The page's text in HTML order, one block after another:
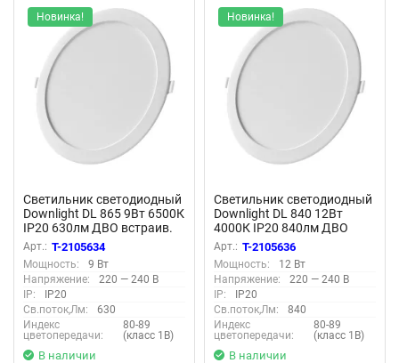
Новинка!
Светильник светодиодный
Downlight DL 865 9Вт 6500К
IP20 630лм ДВО встраив.
даунлайт круглый бел.
LEDVANCE 4607194235506
Арт.: T-2105634
Мощность:
9 Вт
Напряжение:
220 — 240 В
IP:
IP20
Св.поток,Лм:
630
Индекс
цветопередачи:
80-89
(класс 1В)
В наличии
Новинка!
Светильник светодиодный
Downlight DL 840 12Вт
4000К IP20 840лм ДВО
встраив. даунлайт круглый
бел. LEDVANCE
4607194235520
Арт.: T-2105636
Мощность:
12 Вт
Напряжение:
220 — 240 В
IP:
IP20
Св.поток,Лм:
840
Индекс
цветопередачи:
80-89
(класс 1В)
В наличии